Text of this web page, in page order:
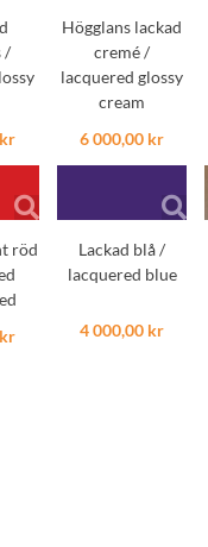
/
Högglans lackad
cremé /
lacquered glossy
cream
6 000,00 kr
röd
Lackad blå /
lacquered blue
4 000,00 kr